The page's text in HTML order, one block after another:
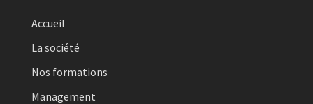
Accueil
La société
Nos formations
Management